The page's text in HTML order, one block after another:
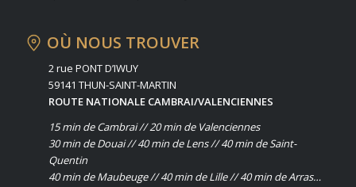
OÙ NOUS TROUVER
2 rue PONT D’IWUY
59141 THUN-SAINT-MARTIN
ROUTE NATIONALE CAMBRAI/VALENCIENNES
15 min de Cambrai // 20 min de Valenciennes
30 min de Douai // 40 min de Lens // 40 min de Saint-
Quentin
40 min de Maubeuge // 40 min de Lille // 40 min de Arras…